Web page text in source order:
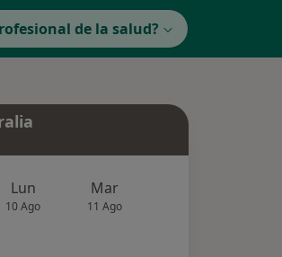
de la salud?
Lun
10 Ago
Mar
11 Ago